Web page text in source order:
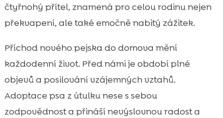
čtyřnohý přítel, znamená pro celou rodinu nejen
překvapení, ale také emočně nabitý zážitek.
Příchod nového pejska do domova mění
každodenní život. Před námi je období plné
objevů a posilování vzájemných vztahů.
Adoptace psa z útulku nese s sebou
zodpovědnost a přináší nevýslovnou radost a